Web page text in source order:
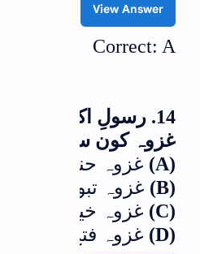
View Answer
Correct: A
14. رسولِ اکرمؐ کی
غزوہ کون سا تھا؟
(A)
غزوہ حنین
(B)
غزوہ تبوک
(C)
غزوہ خیبر
(D)
غزوہ فتح مکہ